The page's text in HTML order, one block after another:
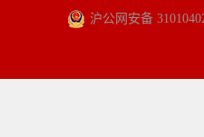
沪公网安备